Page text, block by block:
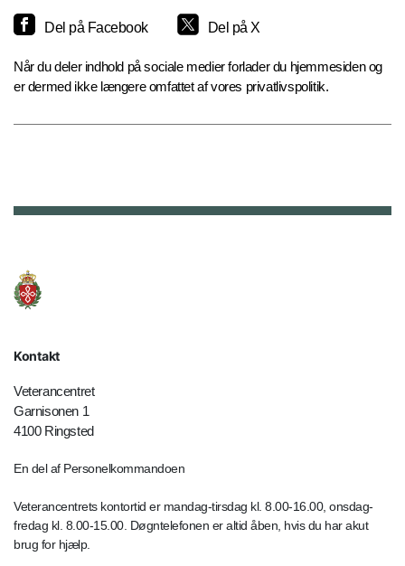
Del på Facebook Del på X
Når du deler indhold på sociale medier forlader du hjemmesiden og
er dermed ikke længere omfattet af vores privatlivspolitik.
Kontakt
Veterancentret
Garnisonen 1
4100 Ringsted
En del af Personelkommandoen
Veterancentrets kontortid er mandag-tirsdag kl. 8.00-16.00, onsdag-
fredag kl. 8.00-15.00. Døgntelefonen er altid åben, hvis du har akut
brug for hjælp.